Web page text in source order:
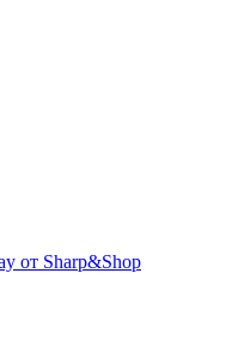
от Sharp&Shop